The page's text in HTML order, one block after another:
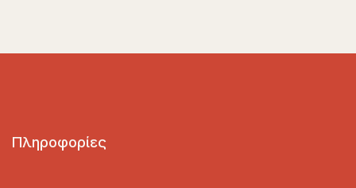
Πληροφορίες